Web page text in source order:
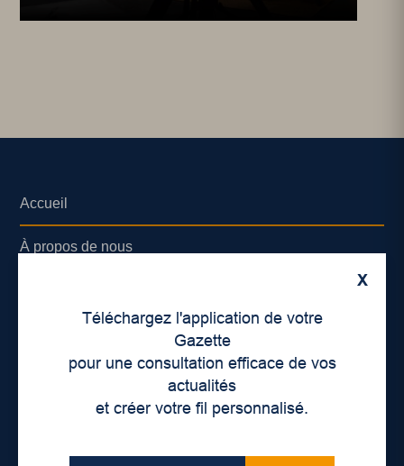
X
Téléchargez l'application de votre
Gazette
pour une consultation efficace de vos
actualités
et créer votre fil personnalisé.
Accueil
À propos de nous
Lieux de distribution